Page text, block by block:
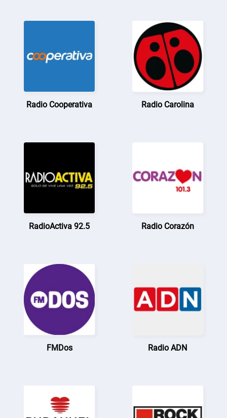
Radio Cooperativa Radio Carolina
RadioActiva 92.5 Radio Corazón
FMDos Radio ADN